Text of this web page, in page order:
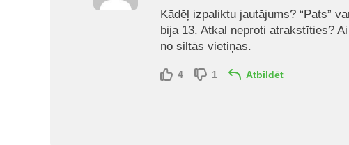
Kādēļ izpaliktu jautājums? “Pats”
bija 13. Atkal neproti atrakstīties?
no siltās vietiņas.
4 1 Atbildēt